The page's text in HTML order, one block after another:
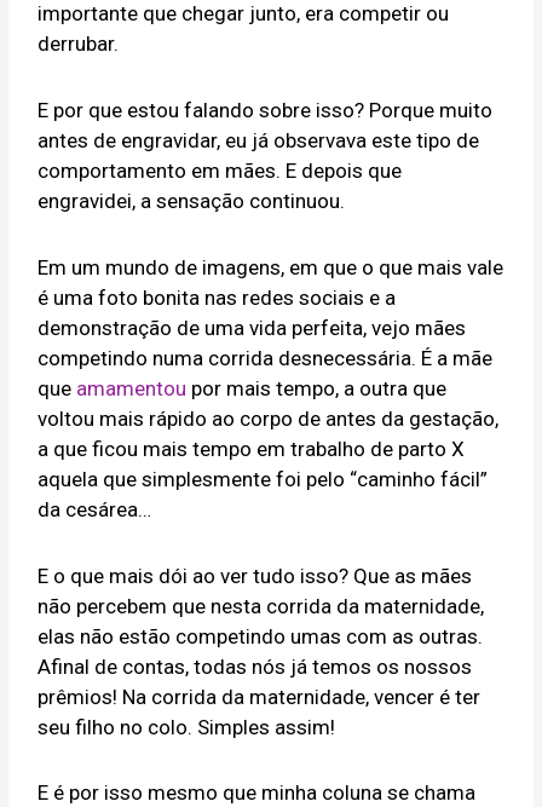
importante que chegar junto, era competir ou
derrubar.
E por que estou falando sobre isso? Porque muito
antes de engravidar, eu já observava este tipo de
comportamento em mães. E depois que
engravidei, a sensação continuou.
Em um mundo de imagens, em que o que mais vale
é uma foto bonita nas redes sociais e a
demonstração de uma vida perfeita, vejo mães
competindo numa corrida desnecessária. É a mãe
que amamentou por mais tempo, a outra que
voltou mais rápido ao corpo de antes da gestação,
a que ficou mais tempo em trabalho de parto X
aquela que simplesmente foi pelo “caminho fácil”
da cesárea…
E o que mais dói ao ver tudo isso? Que as mães
não percebem que nesta corrida da maternidade,
elas não estão competindo umas com as outras.
Afinal de contas, todas nós já temos os nossos
prêmios! Na corrida da maternidade, vencer é ter
seu filho no colo. Simples assim!
E é por isso mesmo que minha coluna se chama